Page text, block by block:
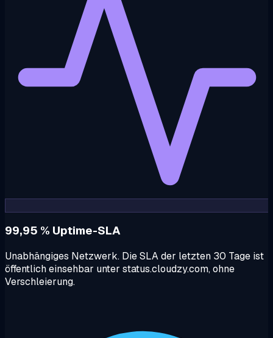
99,95 % Uptime-SLA
Unabhängiges Netzwerk. Die SLA der letzten 30 Tage ist
öffentlich einsehbar unter status.cloudzy.com, ohne
Verschleierung.